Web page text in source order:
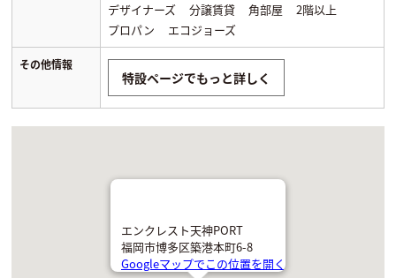
デザイナーズ 分譲賃貸 角部屋
2階以上
プロパン
エコジョーズ
その他情報
特設ページでもっと詳しく
エンクレスト天神PORT
福岡市博多区築港本町6-8
Googleマップでこの位置を開く